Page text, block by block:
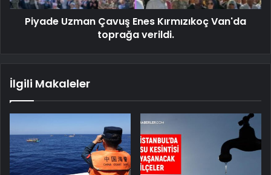
Piyade Uzman Çavuş Enes Kırmızıkoç Van'da
toprağa verildi.
İlgili Makaleler